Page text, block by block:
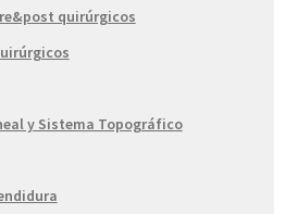
quirúrgicos
y Sistema Topográfico